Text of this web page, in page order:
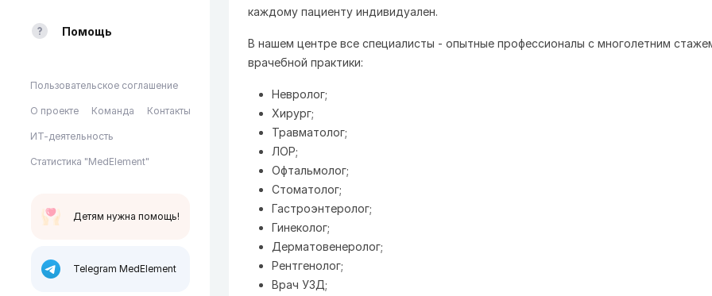
Помощь
Пользовательское соглашение
О проекте Команда Контакты
ИТ-деятельность
Статистика "MedElement"
Детям нужна помощь!
Telegram MedElement
каждому пациенту индивидуален.
В нашем центре все специалисты - опытные профессионалы с многолетним
врачебной практики:
Невролог;
Хирург;
Травматолог;
ЛОР;
Офтальмолог;
Стоматолог;
Гастроэнтеролог;
Гинеколог;
Дерматовенеролог;
Рентгенолог;
Врач УЗД;